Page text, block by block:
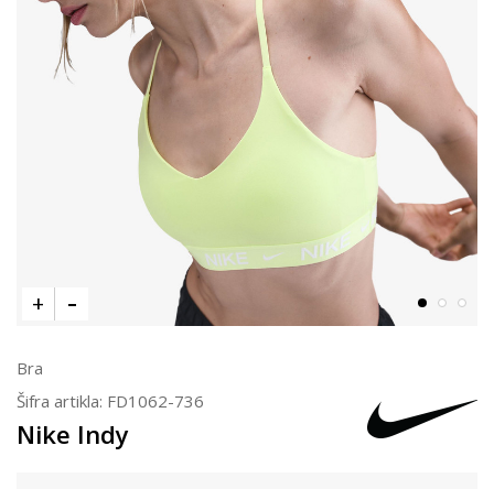
Bra
Šifra artikla: FD1062-736
Nike Indy